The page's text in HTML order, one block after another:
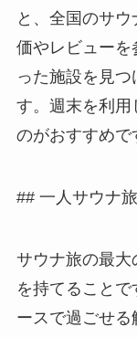
と、全国のサ
価やレビューを
った施設を見
す。週末を利用
のがおすすめで
## 一人サウナ
サウナ旅の最大
を持てること
ースで過ごせ